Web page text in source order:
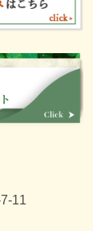
11